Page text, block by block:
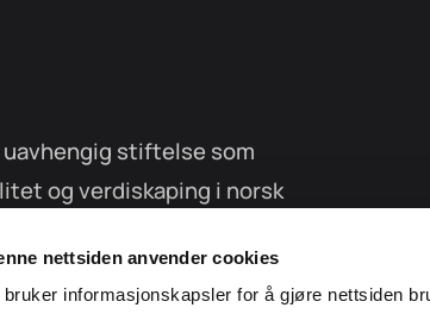
nettsiden anvender cookies
bruker informasjonskapsler for å gjøre nettsiden
stiftelse som
og verdiskaping i norsk